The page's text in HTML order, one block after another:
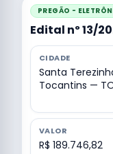
PREGÃO -
Edital nº 13/
CIDADE
Santa
Tocantins —
VALOR
R$ 189.746,82